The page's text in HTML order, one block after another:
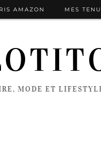
MODE ET
AMAZON MES